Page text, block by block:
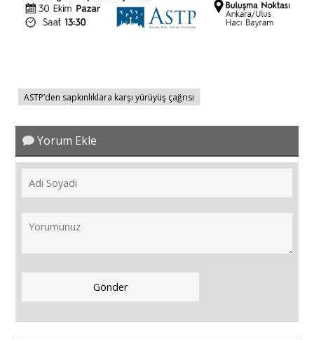
ASTP’den sapkınlıklara karşı yürüyüş çağrısı
Yorum Ekle